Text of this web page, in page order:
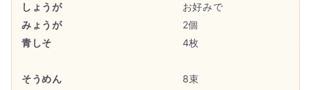
しょうが
お好みで
みょうが
2個
青しそ
4枚
そうめん 8束